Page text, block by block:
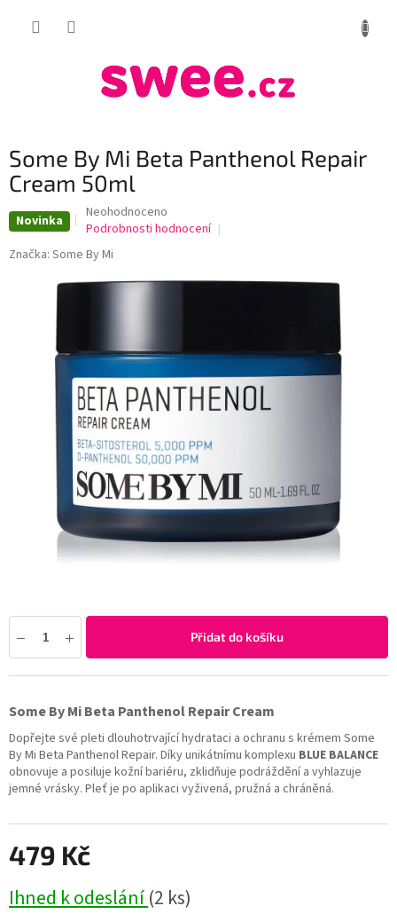
Some By Mi Beta Panthenol Repair
Cream 50ml
Novinka
Průměrné
hodnocení
produktu
je
0,0
Neohodnoceno
Podrobnosti hodnocení
Značka: Some By Mi
479 Kč
Ihned k odeslání(2 ks)
Přidat do košíku
Some By Mi Beta Panthenol Repair Cream
Dopřejte své pleti dlouhotrvající hydrataci a ochranu s krémem Some
By Mi Beta Panthenol Repair. Díky unikátnímu komplexu BLUE BALANCE
obnovuje a posiluje kožní bariéru, zklidňuje podráždění a vyhlazuje
jemné vrásky. Pleť je po aplikaci vyživená, pružná a chráněná.